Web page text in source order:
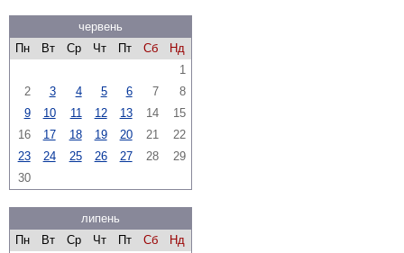
червень
Пн
Вт Ср Чт Пт Сб
Нд
1
2
3 4 5 6 7
8
9
10 11 12 13 14
15
16
17 18 19 20 21
22
23
24 25 26 27 28
29
30
липень
Пн
Вт Ср Чт Пт Сб
Нд